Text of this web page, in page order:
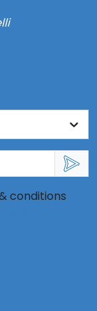
conditions